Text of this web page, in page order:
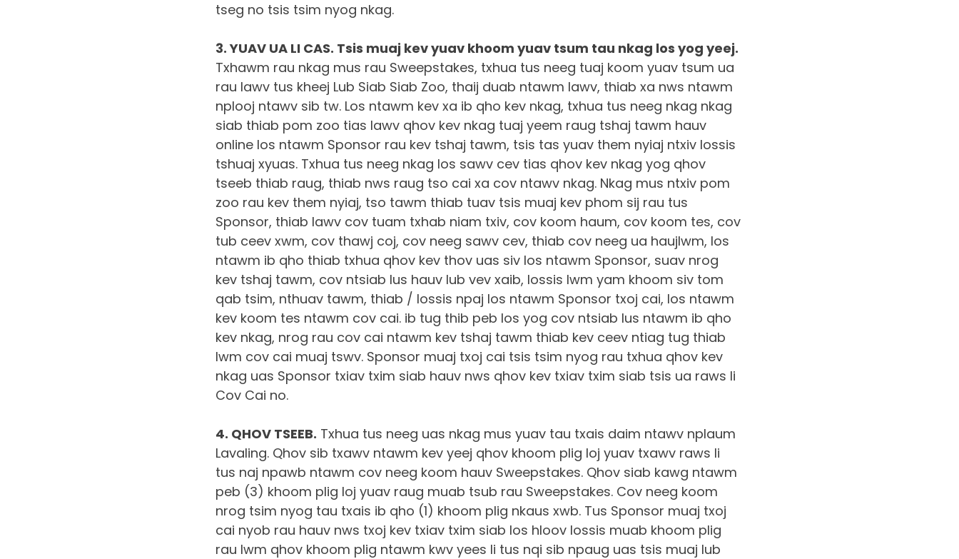
tseg no tsis tsim nyog nkag.
3. YUAV UA LI CAS. Tsis muaj kev yuav khoom yuav tsum tau nkag los yog yeej.
Txhawm rau nkag mus rau Sweepstakes, txhua tus neeg tuaj koom yuav tsum ua
rau lawv tus kheej Lub Siab Siab Zoo, thaij duab ntawm lawv, thiab xa nws ntawm
nplooj ntawv sib tw. Los ntawm kev xa ib qho kev nkag, txhua tus neeg nkag nkag
siab thiab pom zoo tias lawv qhov kev nkag tuaj yeem raug tshaj tawm hauv
online los ntawm Sponsor rau kev tshaj tawm, tsis tas yuav them nyiaj ntxiv lossis
tshuaj xyuas. Txhua tus neeg nkag los sawv cev tias qhov kev nkag yog qhov
tseeb thiab raug, thiab nws raug tso cai xa cov ntawv nkag. Nkag mus ntxiv pom
zoo rau kev them nyiaj, tso tawm thiab tuav tsis muaj kev phom sij rau tus
Sponsor, thiab lawv cov tuam txhab niam txiv, cov koom haum, cov koom tes, cov
tub ceev xwm, cov thawj coj, cov neeg sawv cev, thiab cov neeg ua haujlwm, los
ntawm ib qho thiab txhua qhov kev thov uas siv los ntawm Sponsor, suav nrog
kev tshaj tawm, cov ntsiab lus hauv lub vev xaib, lossis lwm yam khoom siv tom
qab tsim, nthuav tawm, thiab / lossis npaj los ntawm Sponsor txoj cai, los ntawm
kev koom tes ntawm cov cai. ib tug thib peb los yog cov ntsiab lus ntawm ib qho
kev nkag, nrog rau cov cai ntawm kev tshaj tawm thiab kev ceev ntiag tug thiab
lwm cov cai muaj tswv. Sponsor muaj txoj cai tsis tsim nyog rau txhua qhov kev
nkag uas Sponsor txiav txim siab hauv nws qhov kev txiav txim siab tsis ua raws li
Cov Cai no.
4. QHOV TSEEB. Txhua tus neeg uas nkag mus yuav tau txais daim ntawv nplaum
Lavaling. Qhov sib txawv ntawm kev yeej qhov khoom plig loj yuav txawv raws li
tus naj npawb ntawm cov neeg koom hauv Sweepstakes. Qhov siab kawg ntawm
peb (3) khoom plig loj yuav raug muab tsub rau Sweepstakes. Cov neeg koom
nrog tsim nyog tau txais ib qho (1) khoom plig nkaus xwb. Tus Sponsor muaj txoj
cai nyob rau hauv nws txoj kev txiav txim siab los hloov lossis muab khoom plig
rau lwm qhov khoom plig ntawm kwv yees li tus nqi sib npaug uas tsis muaj lub